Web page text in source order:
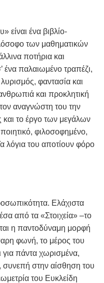
είναι ένα βιβλίο-
των μαθηματικών
ποτήρια και
ένα παλαιωμένο τραπέζι,
φαντασία και
και προκλητική
αναγνώστη του την
και το έργο των μεγάλων
φιλοσοφημένο,
λόγια του αποτίουν φόρο
Ελάχιστα
από τα «Στοιχεία» –το
η παντοδύναμη μορφή
φωνή, το μέρος του
για πάντα χωρισμένα,
συνεπή στην αίσθηση του
του Ευκλείδη